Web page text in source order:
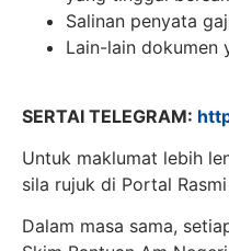
Salinan penyata
Lain-lain dokumen
SERTAI TELEGRAM:
Untuk maklumat lebih
sila rujuk di Portal
Dalam masa sama,